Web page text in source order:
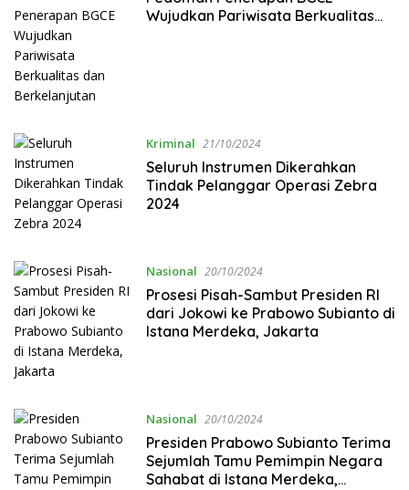
Wujudkan Pariwisata Berkualitas
Kriminal 21/10/2024
Seluruh Instrumen Dikerahkan
Tindak Pelanggar Operasi Zebra
2024
Nasional 20/10/2024
Prosesi Pisah-Sambut Presiden RI
dari Jokowi ke Prabowo Subianto di
Istana Merdeka, Jakarta
Nasional 20/10/2024
Presiden Prabowo Subianto Terima
Sejumlah Tamu Pemimpin Negara
Sahabat di Istana Merdeka,